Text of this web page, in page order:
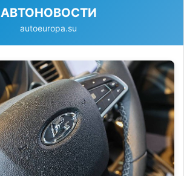
АВТОНОВОСТИ
autoeuropa.su